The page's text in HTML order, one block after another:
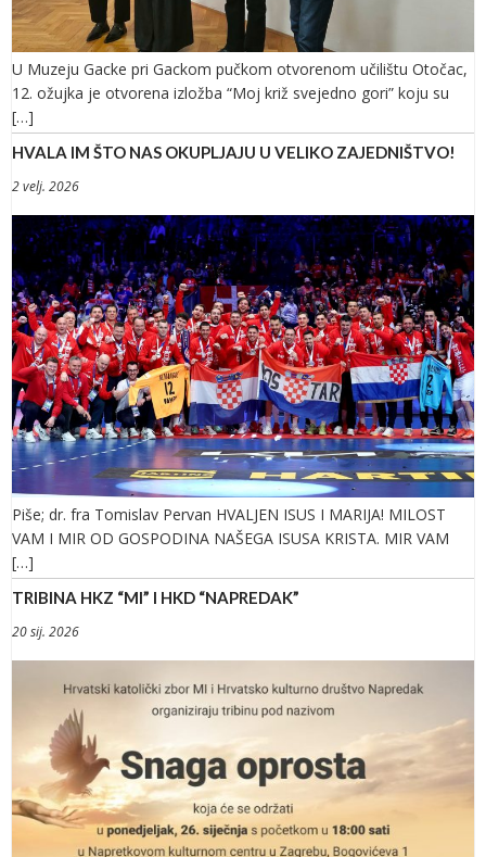
U Muzeju Gacke pri Gackom pučkom otvorenom učilištu Otočac,
12. ožujka je otvorena izložba “Moj križ svejedno gori” koju su
[…]
HVALA IM ŠTO NAS OKUPLJAJU U VELIKO ZAJEDNIŠTVO!
2 velj. 2026
Piše; dr. fra Tomislav Pervan HVALJEN ISUS I MARIJA! MILOST
VAM I MIR OD GOSPODINA NAŠEGA ISUSA KRISTA. MIR VAM
[…]
TRIBINA HKZ “MI” I HKD “NAPREDAK”
20 sij. 2026